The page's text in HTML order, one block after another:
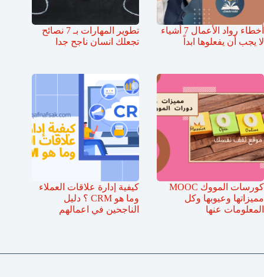
أخطاء رواد الأعمال 7 أشياء
لا يجب أن يفعلوها ابداً
تطوير المهارات بـ 7 نصائح
تجعلك انسان ناجح جدا
كورسات المووك MOOC
مميزاتها وعيوبها وكل
المعلومات عنها
كيفية إدارة علاقات العملاء
وما هو CRM ؟ دليل
الناجحين في اعمالهم